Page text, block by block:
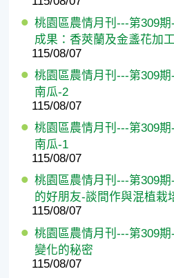
桃園區農情月刊---第309
成果：香莢蘭及金盞花加
115/08/07
桃園區農情月刊---第309
南瓜-2
115/08/07
桃園區農情月刊---第309
南瓜-1
115/08/07
桃園區農情月刊---第309
的好朋友-談間作與混植栽
115/08/07
桃園區農情月刊---第309
變化的秘密
115/08/07